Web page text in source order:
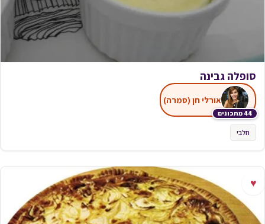
סופלה גבינה
44 מתכונים
אורלי חן (סמרה)
חלבי
♥